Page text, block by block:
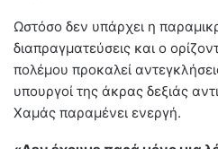
Ωστόσο δεν υπάρχει η
διαπραγματεύσεις και ο
πολέμου προκαλεί
υπουργοί της άκρας δεξιάς
Χαμάς παραμένει ενεργή.